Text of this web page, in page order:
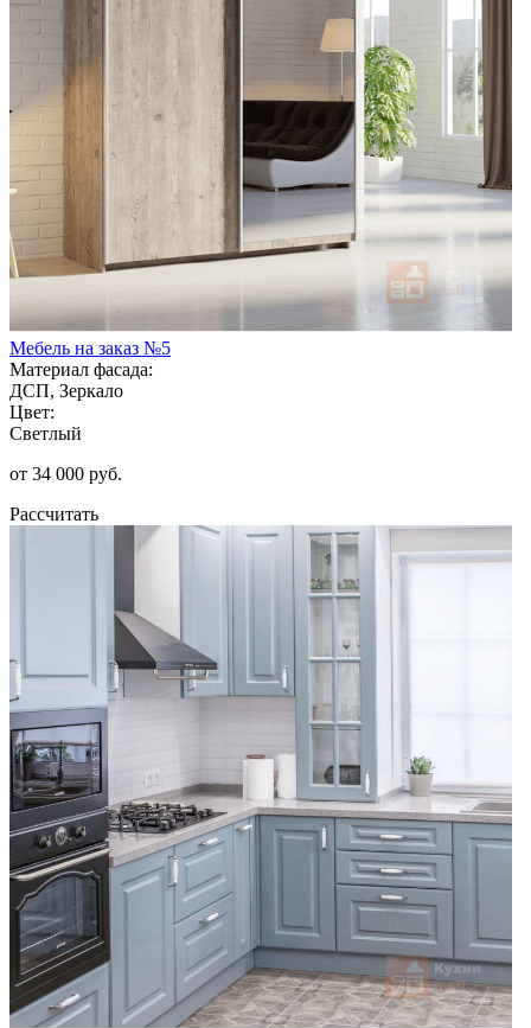
Мебель на заказ №5
Материал фасада:
ДСП, Зеркало
Цвет:
Светлый
от 34 000 руб.
Рассчитать